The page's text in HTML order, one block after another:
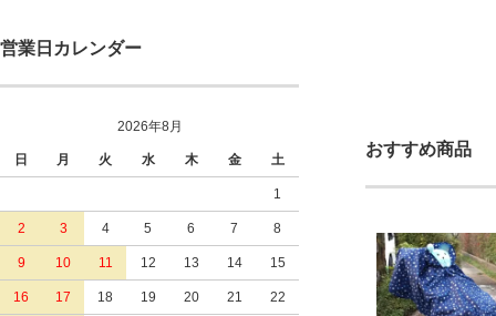
営業日カレンダー
2026年8月
日 月 火 水 木 金 土
1
2 3 4 5 6 7 8
9 10 11 12 13 14 15
16 17 18 19 20 21 22
おすすめ商品